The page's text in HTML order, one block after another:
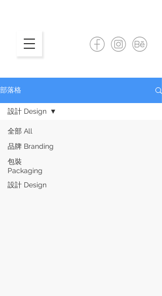
部落格
全部 All
品牌 Branding
包裝
Packaging
設計 Design
設計 Design